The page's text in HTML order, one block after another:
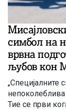
симбол на
врвна
љубов кон
„Специјалните
Тие се први